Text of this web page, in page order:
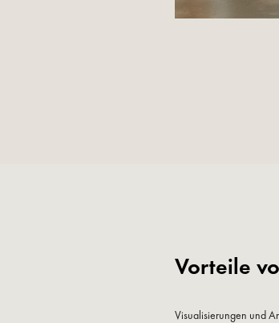
Vorteile
Visualisierungen und